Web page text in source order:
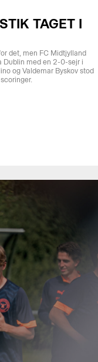
TAGET I
det, men FC Midtjylland
Dublin med en 2-0-sejr i
og Valdemar Byskov stod